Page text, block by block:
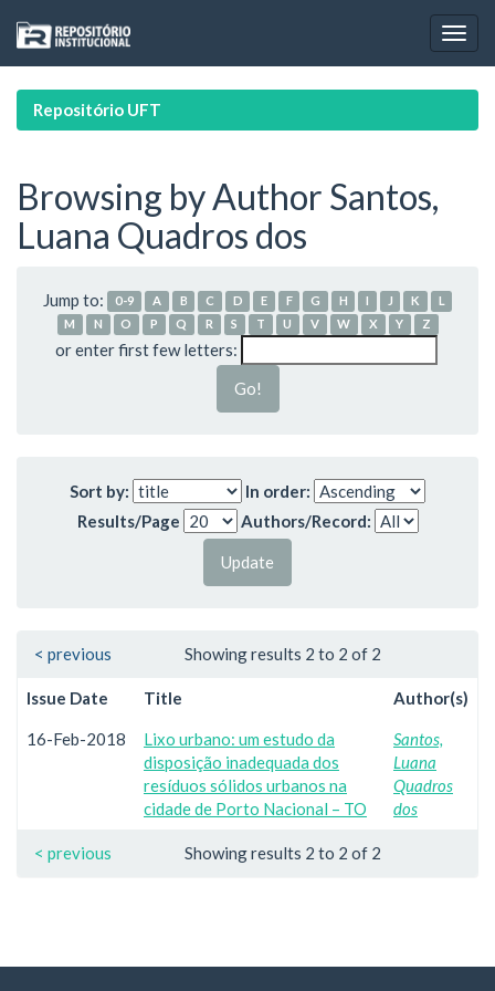
navigation
Repositório UFT
Browsing by Author Santos,
Luana Quadros dos
Jump to: 0-9 A B C D E F G H I J K
L
M
N O P Q R S T U V W X Y Z
or enter first few letters:
Sort by:
In order:
Results/Page
Authors/Record:
Showing results 2 to 2 of 2
< previous
Issue Date Title Author(s)
16-Feb-2018
Lixo urbano: um estudo da
disposição inadequada dos
resíduos sólidos urbanos na
cidade de Porto Nacional – TO
Santos,
Luana
Quadros
dos
Showing results 2 to 2 of 2
< previous